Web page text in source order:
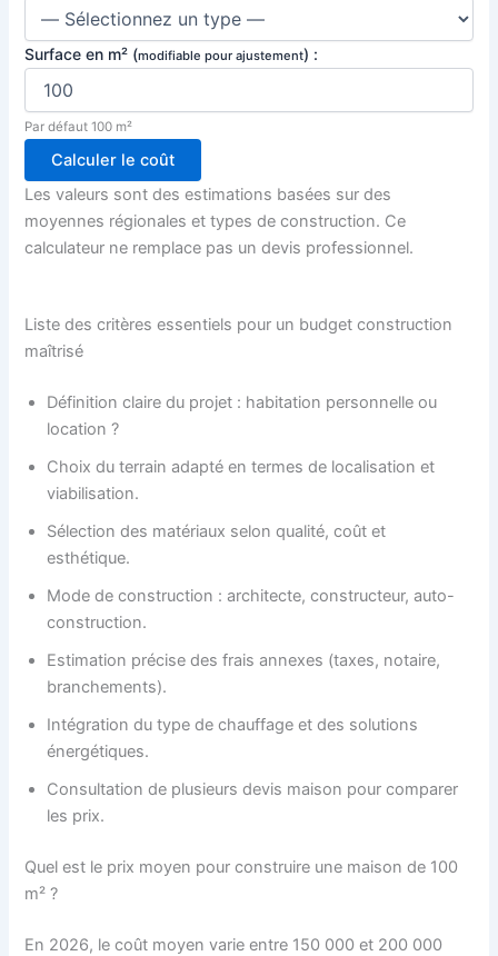
Surface en m² (modifiable pour ajustement) :
Par défaut 100 m²
Calculer le coût
Les valeurs sont des estimations basées sur des
moyennes régionales et types de construction. Ce
calculateur ne remplace pas un devis professionnel.
Liste des critères essentiels pour un budget construction
maîtrisé
Définition claire du projet : habitation personnelle ou
location ?
Choix du terrain adapté en termes de localisation et
viabilisation.
Sélection des matériaux selon qualité, coût et
esthétique.
Mode de construction : architecte, constructeur, auto-
construction.
Estimation précise des frais annexes (taxes, notaire,
branchements).
Intégration du type de chauffage et des solutions
énergétiques.
Consultation de plusieurs devis maison pour comparer
les prix.
Quel est le prix moyen pour construire une maison de 100
m² ?
En 2026, le coût moyen varie entre 150 000 et 200 000